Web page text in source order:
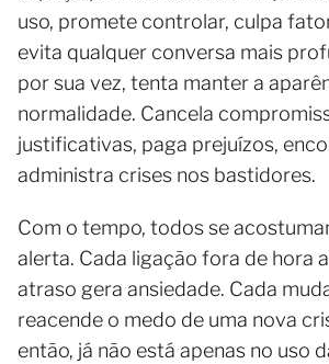
uso, promete controlar, culpa
evita qualquer conversa mais
por sua vez, tenta manter a
normalidade. Cancela
justificativas, paga prejuízos,
administra crises nos bastidores.
Com o tempo, todos se
alerta. Cada ligação fora de hora
atraso gera ansiedade. Cada
reacende o medo de uma nova
então, já não está apenas no uso